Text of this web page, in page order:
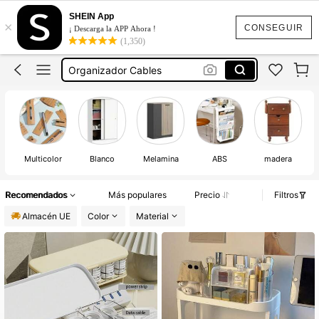
CONSEGUIR
×
SHEIN App
¡ Descarga la APP Ahora !
(1,350)
Organizador
Organizador Escritorio
Organizador Cables
Armario Escobero
Organizador
Multicolor Blanco Melamina ABS madera
Recomendados Más populares Precio
Filtros
Almacén UE
Color Material